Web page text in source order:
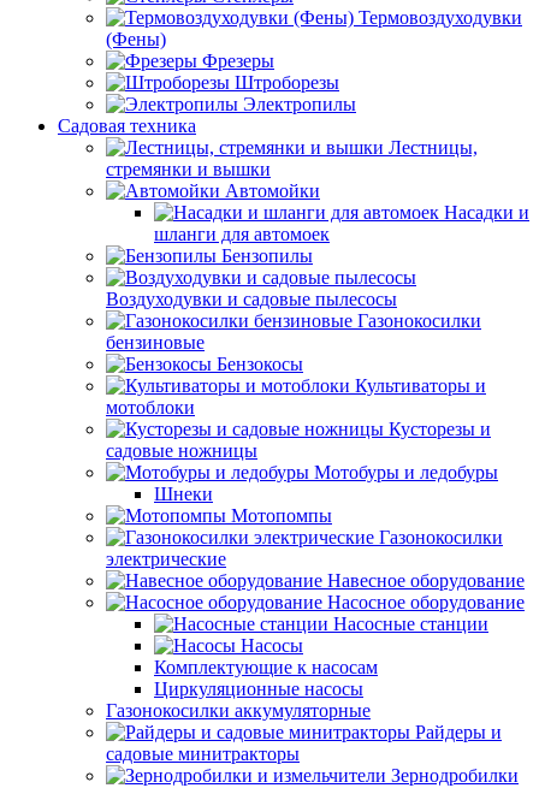
Термовоздуходувки
(Фены)
Фрезеры
Штроборезы
Электропилы
Садовая техника
Лестницы,
стремянки и вышки
Автомойки
Насадки и
шланги для автомоек
Бензопилы
Воздуходувки и садовые пылесосы
Газонокосилки
бензиновые
Бензокосы
Культиваторы и
мотоблоки
Кусторезы и
садовые ножницы
Мотобуры и ледобуры
Шнеки
Мотопомпы
Газонокосилки
электрические
Навесное оборудование
Насосное оборудование
Насосные станции
Насосы
Комплектующие к насосам
Циркуляционные насосы
Газонокосилки аккумуляторные
Райдеры и
садовые минитракторы
Зернодробилки